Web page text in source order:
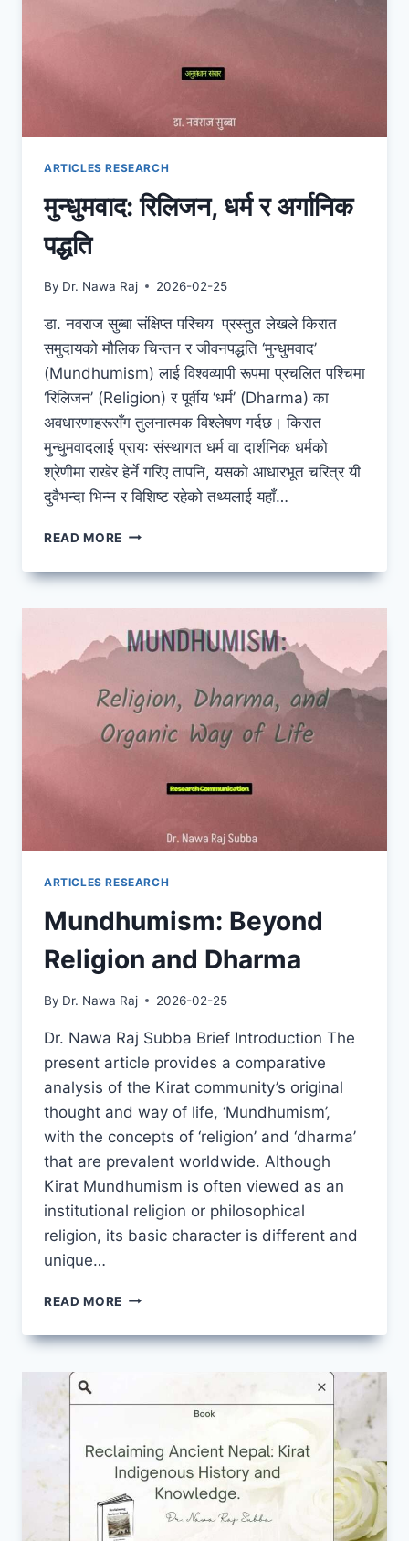
ARTICLES RESEARCH
मुन्धुमवाद: रिलिजन, धर्म र अर्गानिक
पद्धति
By Dr. Nawa Raj 2026-02-25
डा. नवराज सुब्बा संक्षिप्त परिचय प्रस्तुत लेखले किरात
समुदायको मौलिक चिन्तन र जीवनपद्धति ‘मुन्धुमवाद’
(Mundhumism) लाई विश्वव्यापी रूपमा प्रचलित पश्चिमा
‘रिलिजन’ (Religion) र पूर्वीय ‘धर्म’ (Dharma) का
अवधारणाहरूसँग तुलनात्मक विश्लेषण गर्दछ। किरात
मुन्धुमवादलाई प्रायः संस्थागत धर्म वा दार्शनिक धर्मको
श्रेणीमा राखेर हेर्ने गरिए तापनि, यसको आधारभूत चरित्र यी
दुवैभन्दा भिन्न र विशिष्ट रहेको तथ्यलाई यहाँ…
READ MORE मुन्धुमवाद:
धर्म
अर्गानिक
पद्धति
ARTICLES RESEARCH
Mundhumism: Beyond
Religion and Dharma
By Dr. Nawa Raj 2026-02-25
Dr. Nawa Raj Subba Brief Introduction The
present article provides a comparative
analysis of the Kirat community’s original
thought and way of life, ‘Mundhumism’,
with the concepts of ‘religion’ and ‘dharma’
that are prevalent worldwide. Although
Kirat Mundhumism is often viewed as an
institutional religion or philosophical
religion, its basic character is different and
unique…
READ MORE MUNDHUMISM:
RELIGION